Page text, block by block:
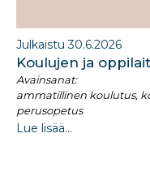
Julkaistu 30.6.2026
Koulujen ja
Avainsanat:
ammatillinen koulutus,
perusopetus
Lue lisää...